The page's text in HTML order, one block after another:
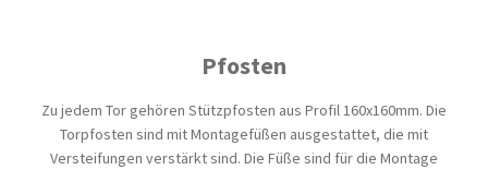
Pfosten
Zu jedem Tor gehören Stützpfosten aus Profil 160x160mm. Die
Torpfosten sind mit Montagefüßen ausgestattet, die mit
Versteifungen verstärkt sind. Die Füße sind für die Montage